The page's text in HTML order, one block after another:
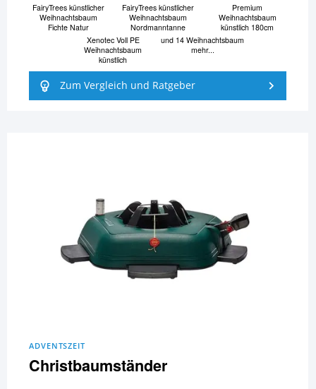
FairyTrees künstlicher
Weihnachtsbaum
Fichte Natur
FairyTrees künstlicher
Weihnachtsbaum
Nordmanntanne
Premium
Weihnachtsbaum
künstlich 180cm
Xenotec Voll PE
Weihnachtsbaum
künstlich
und 14 Weihnachtsbaum
mehr...
Zum Vergleich und Ratgeber
ADVENTSZEIT
Christbaumständer